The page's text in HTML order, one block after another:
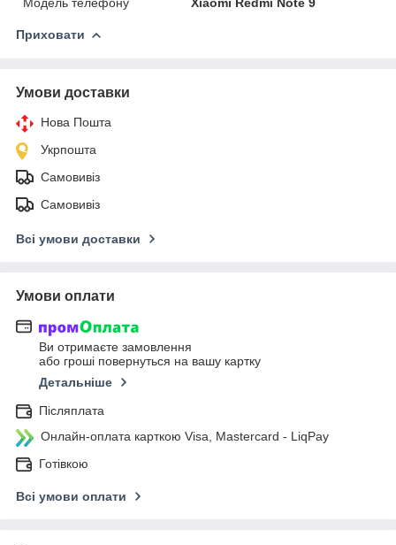
Приховати
Умови доставки
Нова Пошта
Укрпошта
Самовивіз
Самовивіз
Всі умови доставки
Умови оплати
Ви отримаєте замовлення
або гроші повернуться на вашу картку
Детальніше
Післяплата
Онлайн-оплата карткою Visa, Mastercard - LiqPay
Готівкою
Всі умови оплати